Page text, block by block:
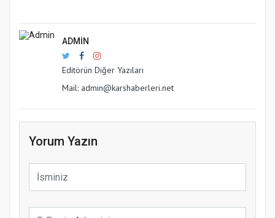
ADMIN
Editörün Diğer Yazıları
Mail: admin@karshaberleri.net
Yorum Yazın